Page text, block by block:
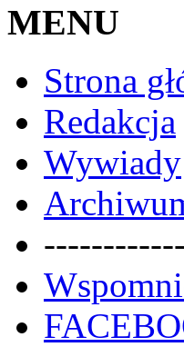
MENU
Strona
Redakcja
Wywiady